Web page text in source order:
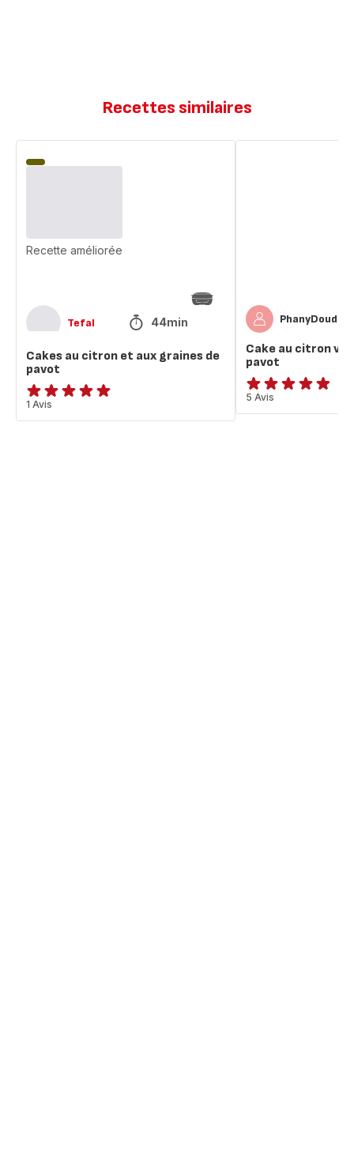
Recettes similaires
Tefal 44min
Cakes au citron et aux graines de
pavot
Avis
5
1 Avis
Recette améliorée
au
de
pavot
PhanyDoudou
Cake au citron
pavot
ratings.4.8
5 Avis